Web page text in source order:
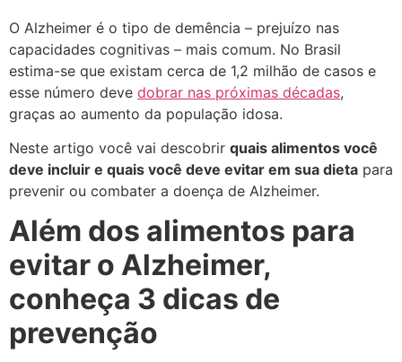
O Alzheimer é o tipo de demência – prejuízo nas
capacidades cognitivas – mais comum. No Brasil
estima-se que existam cerca de 1,2 milhão de casos e
esse número deve dobrar nas próximas décadas,
graças ao aumento da população idosa.
Neste artigo você vai descobrir quais alimentos você
deve incluir e quais você deve evitar em sua dieta para
prevenir ou combater a doença de Alzheimer.
Além dos alimentos para
evitar o Alzheimer,
conheça 3 dicas de
prevenção